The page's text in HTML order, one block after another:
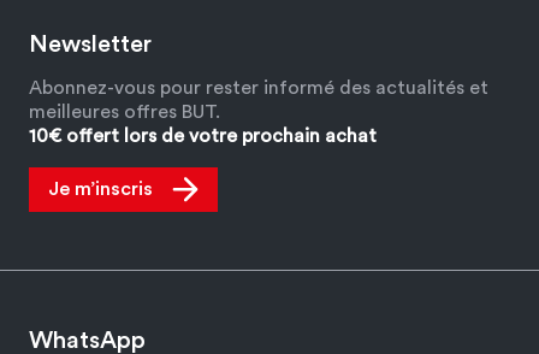
Newsletter
Abonnez-vous pour rester informé des actualités et
meilleures offres BUT.
10€ offert lors de votre prochain achat
Je m’inscris
WhatsApp